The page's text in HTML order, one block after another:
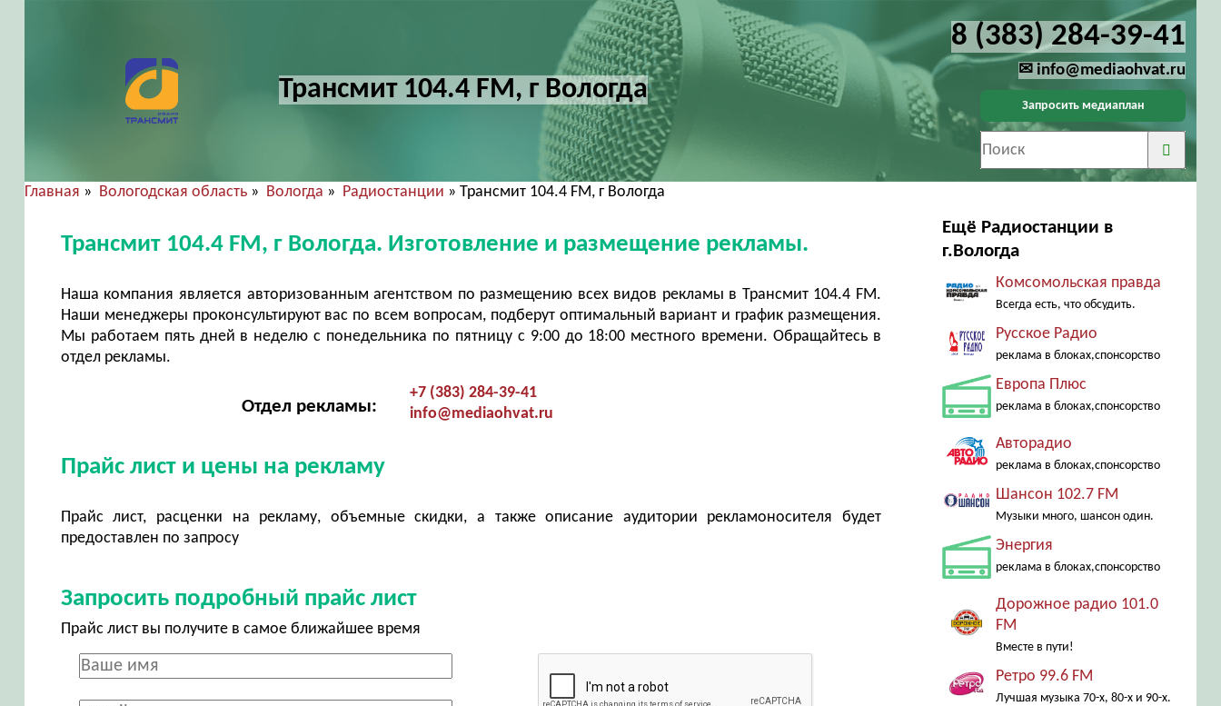
Трансмит 104.4 FM, г Вологда
8 (383) 284-39-41
✉ info@mediaohvat.ru
Запросить медиаплан
Главная » Вологодская область» Вологда » Радиостанции » Трансмит 104.4 FM, г Вологда
Трансмит 104.4 FM, г Вологда. Изготовление и размещение рекламы.
Наша компания является авторизованным агентством по размещению всех видов рекламы в Трансмит 104.4 FM.
Наши менеджеры проконсультируют вас по всем вопросам, подберут оптимальный вариант и график размещения.
Мы работаем пять дней в неделю с понедельника по пятницу с 9:00 до 18:00 местного времени. Обращайтесь в
отдел рекламы.
Отдел рекламы:
+7 (383) 284-39-41
info@mediaohvat.ru
Прайс лист и цены на рекламу
Прайс лист, расценки на рекламу, объемные скидки, а также описание аудитории рекламоносителя будет
предоставлен по запросу
Запросить подробный прайс лист
Прайс лист вы получите в самое ближайшее время
Ещё Радиостанции в
г.Вологда
Комсомольская правда
Всегда есть, что обсудить.
Русское Радио
реклама в блоках,спонсорство
Европа Плюс
реклама в блоках,спонсорство
Авторадио
реклама в блоках,спонсорство
Шансон 102.7 FM
Музыки много, шансон один.
Энергия
реклама в блоках,спонсорство
Дорожное радио 101.0
FM
Вместе в пути!
Ретро 99.6 FM
Лучшая музыка 70-х, 80-х и 90-х.